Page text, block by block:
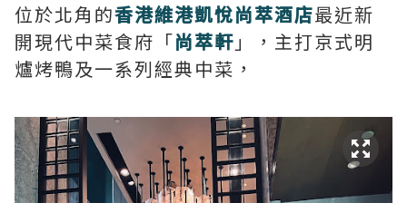
位於北角的香港維港凱悅尚萃酒店最近新
開現代中菜食府「尚萃軒 」，主打京式明
爐烤鴨及一系列經典中菜，